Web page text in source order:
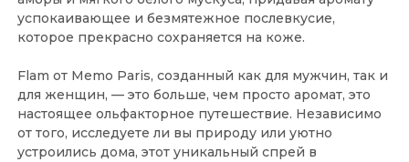
успокаивающее и безмятежное послевкусие,
которое прекрасно сохраняется на коже.
Flam от Memo Paris, созданный как для мужчин, так и
для женщин, — это больше, чем просто аромат, это
настоящее ольфакторное путешествие. Независимо
от того, исследуете ли вы природу или уютно
устроились дома, этот уникальный спрей в